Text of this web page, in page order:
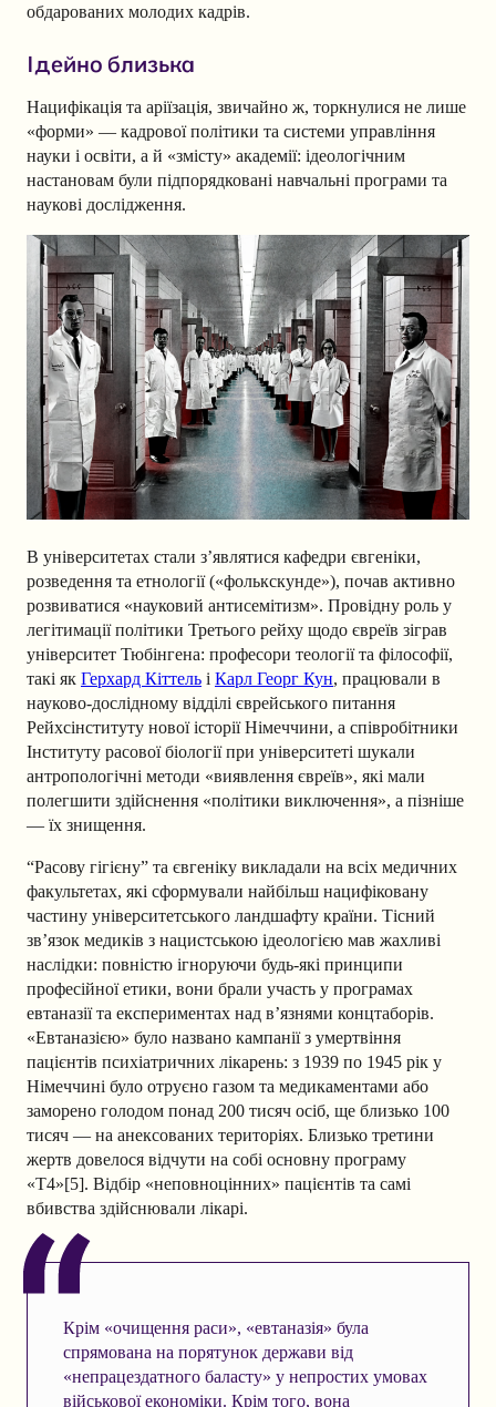
обдарованих молодих кадрів.
Ідейно близька
Нацифікація та аріїзація, звичайно ж, торкнулися не лише
«форми» — кадрової політики та системи управління
науки і освіти, а й «змісту» академії: ідеологічним
настановам були підпорядковані навчальні програми та
наукові дослідження.
В університетах стали з’являтися кафедри євгеніки,
розведення та етнології («фолькскунде»), почав активно
розвиватися «науковий антисемітизм». Провідну роль у
легітимації політики Третього рейху щодо євреїв зіграв
університет Тюбінгена: професори теології та філософії,
такі як Герхард Кіттель і Карл Георг Кун, працювали в
науково-дослідному відділі єврейського питання
Рейхсінституту нової історії Німеччини, а співробітники
Інституту расової біології при університеті шукали
антропологічні методи «виявлення євреїв», які мали
полегшити здійснення «політики виключення», а пізніше
— їх знищення.
“Расову гігієну” та євгеніку викладали на всіх медичних
факультетах, які сформували найбільш нацифіковану
частину університетського ландшафту країни. Тісний
зв’язок медиків з нацистською ідеологією мав жахливі
наслідки: повністю ігноруючи будь-які принципи
професійної етики, вони брали участь у програмах
евтаназії та експериментах над в’язнями концтаборів.
«Евтаназією» було названо кампанії з умертвіння
пацієнтів психіатричних лікарень: з 1939 по 1945 рік у
Німеччині було отруєно газом та медикаментами або
заморено голодом понад 200 тисяч осіб, ще близько 100
тисяч — на анексованих територіях. Близько третини
жертв довелося відчути на собі основну програму
«Т4»[5]. Відбір «неповноцінних» пацієнтів та самі
вбивства здійснювали лікарі.
Крім «очищення раси», «евтаназія» була
спрямована на порятунок держави від
«непрацездатного баласту» у непростих умовах
військової економіки. Крім того, вона